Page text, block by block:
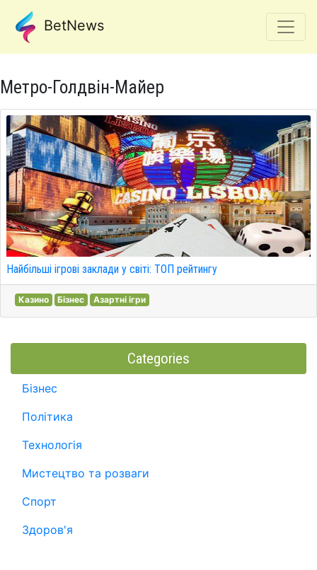
BetNews
Метро-Голдвін-Майер
Найбільші ігрові заклади у світі: ТОП рейтингу
Казино Бізнес Азартні ігри
Categories
Бізнес
Політика
Технологія
Мистецтво та розваги
Спорт
Здоров'я